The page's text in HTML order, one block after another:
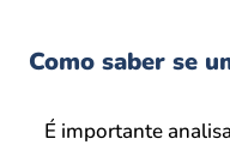
Como saber se
É importante